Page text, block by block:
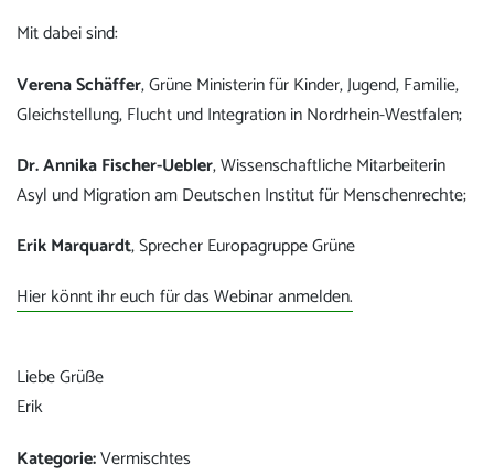
Mit dabei sind:
Verena Schäffer, Grüne Ministerin für Kinder, Jugend, Familie,
Gleichstellung, Flucht und Integration in Nordrhein-Westfalen;
Dr. Annika Fischer-Uebler, Wissenschaftliche Mitarbeiterin
Asyl und Migration am Deutschen Institut für Menschenrechte;
Erik Marquardt, Sprecher Europagruppe Grüne
Hier könnt ihr euch für das Webinar anmelden.
Liebe Grüße
Erik
Kategorie:Vermischtes